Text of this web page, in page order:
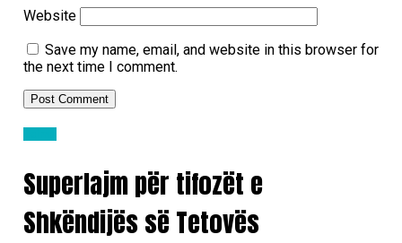
Website
Save my name, email, and website in this browser for
the next time I comment.
Superlajm për tifozët e
Shkëndijës së Tetovës